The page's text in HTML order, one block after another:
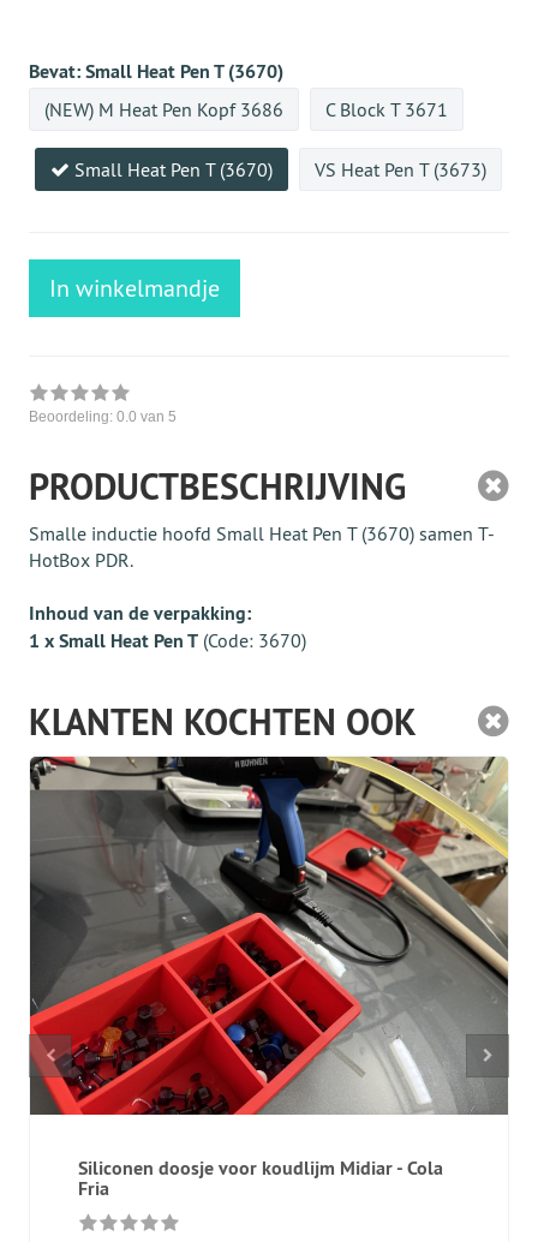
Bevat:Small Heat Pen T (3670)
(NEW) M Heat Pen Kopf 3686 C Block T 3671
Small Heat Pen T (3670) VS Heat Pen T (3673)
In winkelmandje
Beoordeling: 0.0 van 5
PRODUCTBESCHRIJVING
Smalle inductie hoofd Small Heat Pen T (3670) samen Т-
HotBox PDR.
Inhoud van de verpakking:
1 x Small Heat Pen T (Code: 3670)
KLANTEN KOCHTEN OOK
Siliconen doosje voor koudlijm Midiar - Cola
Fria